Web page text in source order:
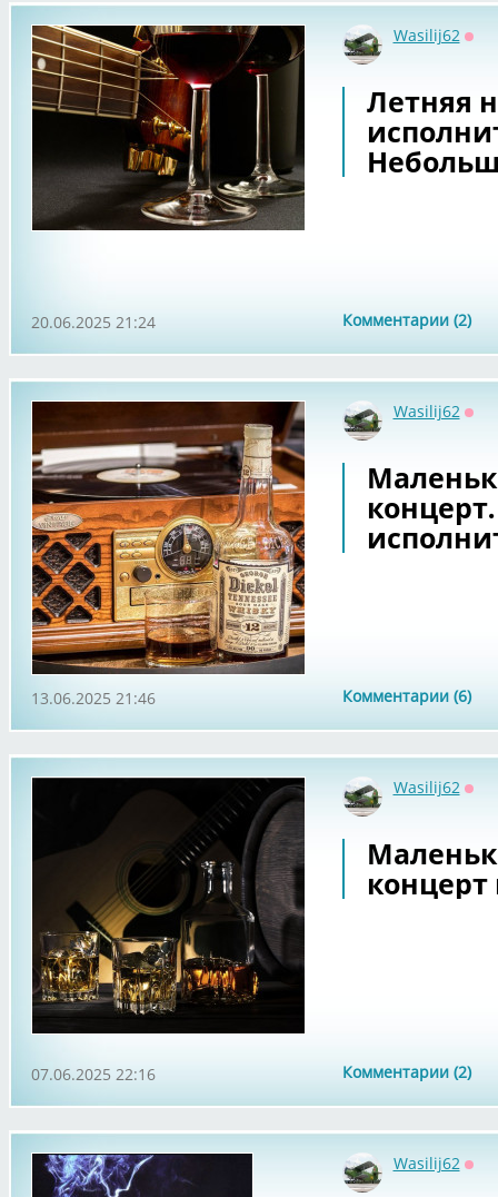
Wasilij62
Летняя
Комментарии (2)
20.06.2025 21:24
Wasilij62
Комментарии (6)
13.06.2025 21:46
Wasilij62
концерт
Комментарии (2)
07.06.2025 22:16
Wasilij62